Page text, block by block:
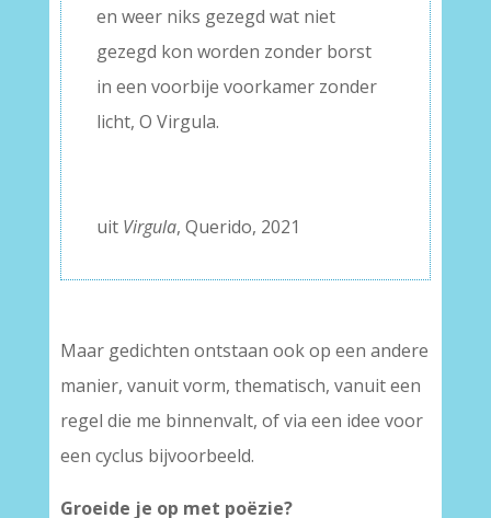
en weer niks gezegd wat niet
gezegd kon worden zonder borst
in een voorbije voorkamer zonder
licht, O Virgula.
uit Virgula, Querido, 2021
Maar gedichten ontstaan ook op een andere
manier, vanuit vorm, thematisch, vanuit een
regel die me binnenvalt, of via een idee voor
een cyclus bijvoorbeeld.
Groeide je op met poëzie?